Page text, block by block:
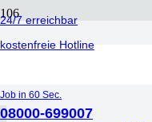
24/7 erreichbar
kostenfreie Hotline
Job in 60 Sec.
08000-699007
Knorzel
vor 4 Jahren